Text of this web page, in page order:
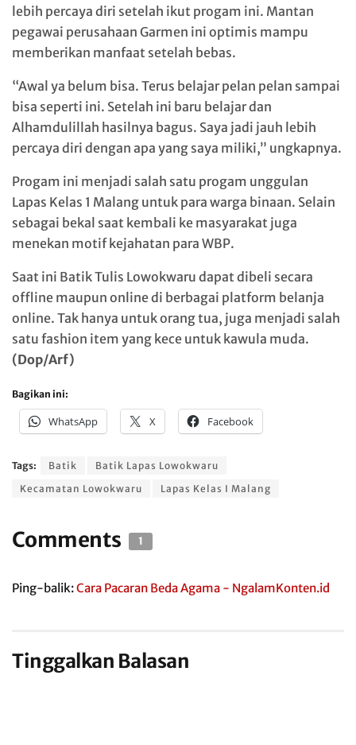
lebih percaya diri setelah ikut progam ini. Mantan
pegawai perusahaan Garmen ini optimis mampu
memberikan manfaat setelah bebas.
“Awal ya belum bisa. Terus belajar pelan pelan sampai
bisa seperti ini. Setelah ini baru belajar dan
Alhamdulillah hasilnya bagus. Saya jadi jauh lebih
percaya diri dengan apa yang saya miliki,” ungkapnya.
Progam ini menjadi salah satu progam unggulan
Lapas Kelas 1 Malang untuk para warga binaan. Selain
sebagai bekal saat kembali ke masyarakat juga
menekan motif kejahatan para WBP.
Saat ini Batik Tulis Lowokwaru dapat dibeli secara
offline maupun online di berbagai platform belanja
online. Tak hanya untuk orang tua, juga menjadi salah
satu fashion item yang kece untuk kawula muda.
(Dop/Arf)
Bagikan ini:
WhatsApp X Facebook
Tags: Batik
Batik Lapas Lowokwaru
Kecamatan Lowokwaru
Lapas Kelas I Malang
Comments 1
Ping-balik:Cara Pacaran Beda Agama - NgalamKonten.id
Tinggalkan Balasan